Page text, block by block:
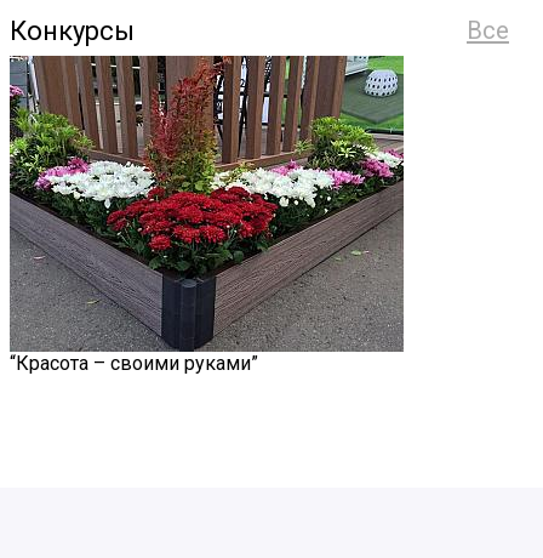
Все
Конкурсы
“Красота – своими руками”